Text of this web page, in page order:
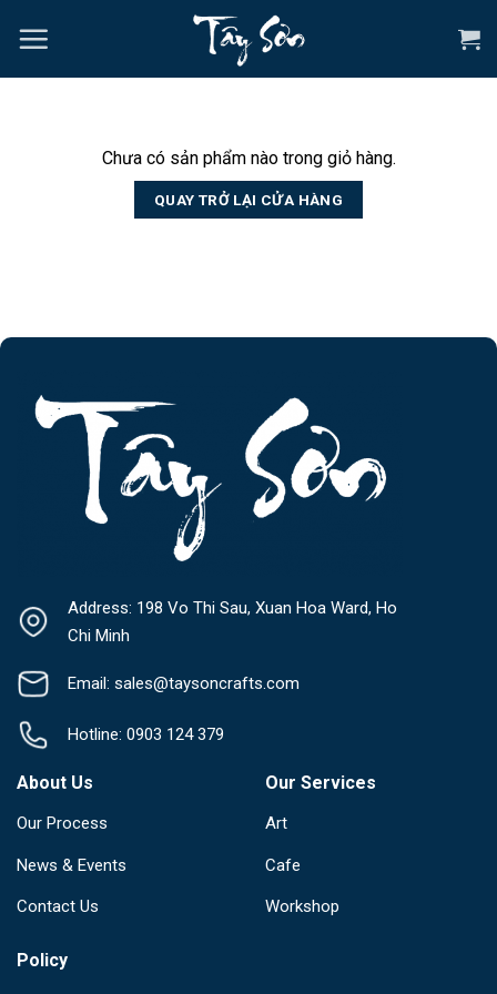
đến
Chưa có sản phẩm nào trong giỏ hàng.
QUAY TRỞ LẠI CỬA HÀNG
Address: 198 Vo Thi Sau, Xuan Hoa Ward, Ho
Chi Minh
Email: sales@taysoncrafts.com
Hotline: 0903 124 379
About Us
Our Process
News & Events
Contact Us
Our Services
Art
Cafe
Workshop
Policy